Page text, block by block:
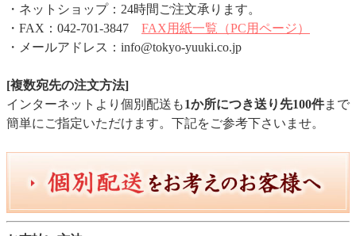
・ネットショップ：24時間ご注文承ります。
・FAX：042-701-3847 FAX用紙一覧（PC用ページ）
・メールアドレス：info@tokyo-yuuki.co.jp
[複数宛先の注文方法]
インターネットより個別配送も1か所につき送り先100件まで
簡単にご指定いただけます。下記をご参考下さいませ。